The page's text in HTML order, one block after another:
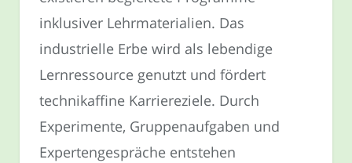
inklusiver Lehrmaterialien. Das
industrielle Erbe wird als lebendige
Lernressource genutzt und fördert
technikaffine Karriereziele. Durch
Experimente, Gruppenaufgaben und
Expertengespräche entstehen